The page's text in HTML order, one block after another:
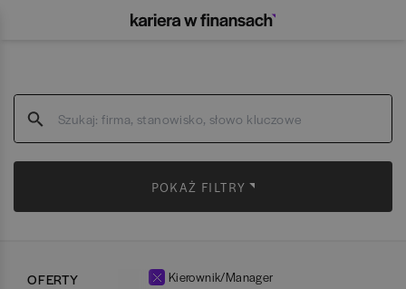
POKAŻ FILTRY
OFERTY
Kierownik/Manager